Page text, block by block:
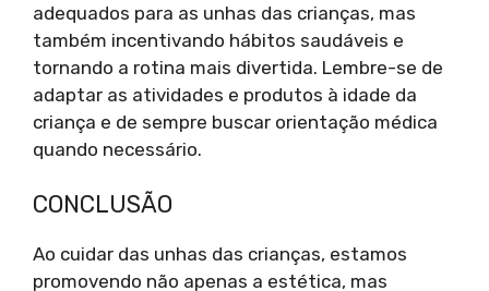
adequados para as unhas das crianças, mas
também incentivando hábitos saudáveis e
tornando a rotina mais divertida. Lembre-se de
adaptar as atividades e produtos à idade da
criança e de sempre buscar orientação médica
quando necessário.
CONCLUSÃO
Ao cuidar das unhas das crianças, estamos
promovendo não apenas a estética, mas